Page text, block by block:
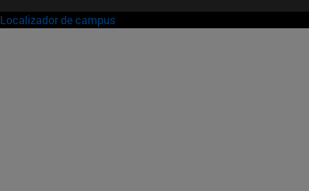
Localizador de campus